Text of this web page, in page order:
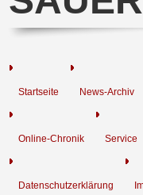
Startseite News-Archiv
Online-Chronik Service
Datenschutzerklärung